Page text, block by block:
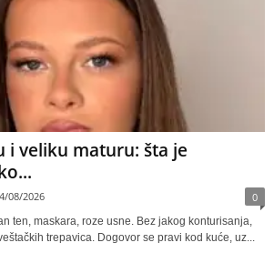
i veliku maturu: šta je
08/2026 0
ten, maskara, roze usne. Bez jakog konturisanja,
trepavica. Dogovor se pravi kod kuće, uz...